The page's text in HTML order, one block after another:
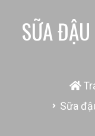
SỮA
Sữa